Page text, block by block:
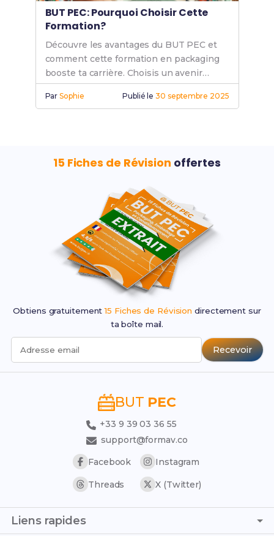
BUT PEC: Pourquoi Choisir Cette
Formation?
Découvre les avantages du BUT PEC et
comment cette formation en packaging
booste ta carrière. Choisis un avenir
prometteur avec des compétences
recherchées.
ParSophie Publié le30 septembre 2025
15 Fiches de Révision offertes
Obtiens gratuitement15 Fiches de Révision directement sur
ta boîte mail.
Adresse email Recevoir
BUT PEC
+33 9 39 03 36 55
support@formav.co
Facebook
Instagram
Threads X (Twitter)
Liens rapides